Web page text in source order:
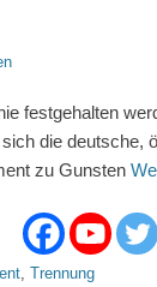
festgehalten
die deutsche,
zu Gunsten
, Trennung